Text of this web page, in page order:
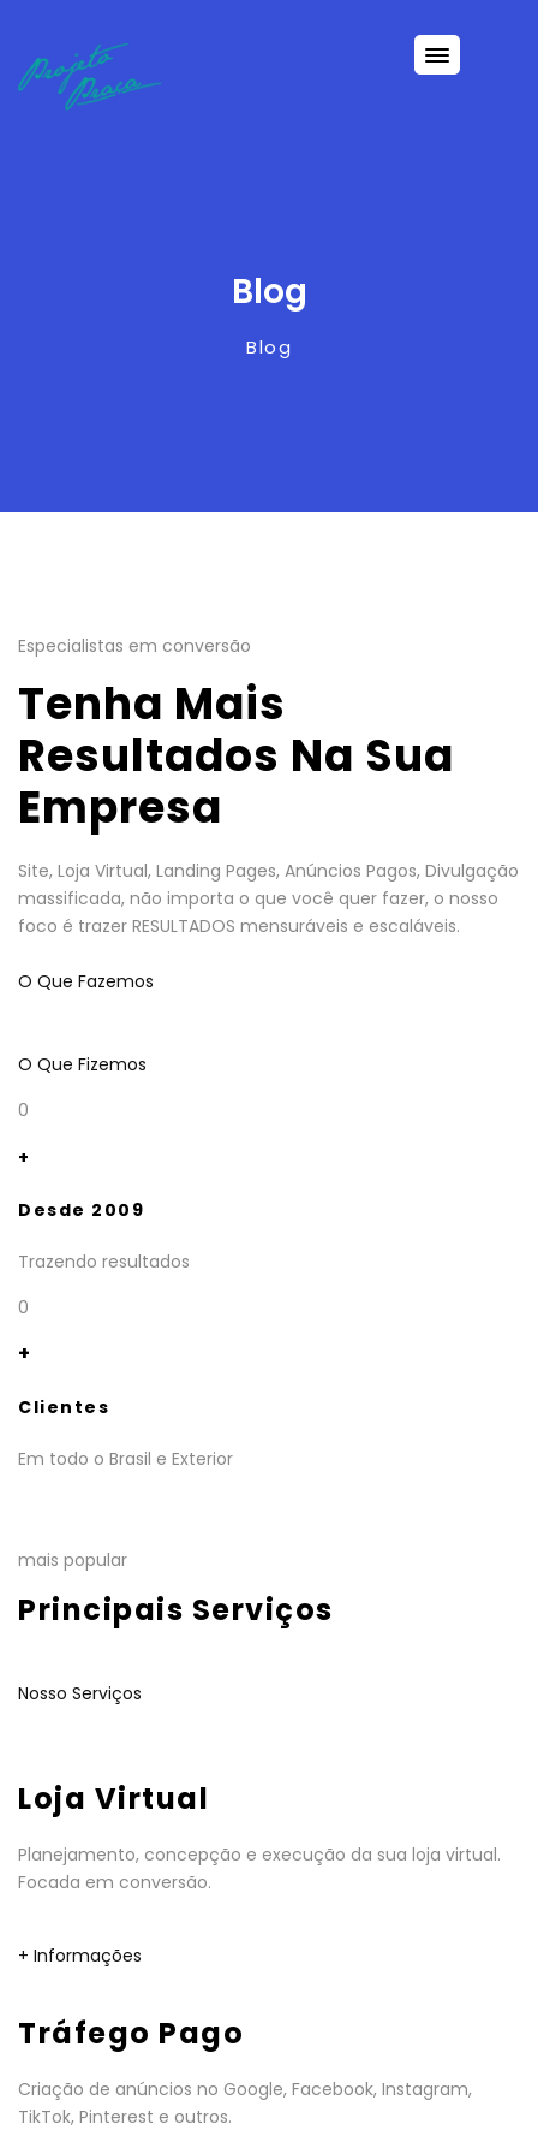
Blog
Blog
Especialistas em conversão
Tenha Mais
Resultados Na Sua
Empresa
Site, Loja Virtual, Landing Pages, Anúncios Pagos, Divulgação
massificada, não importa o que você quer fazer, o nosso
foco é trazer RESULTADOS mensuráveis e escaláveis.
O Que Fazemos
O Que Fizemos
0
+
Desde 2009
Trazendo resultados
0
+
Clientes
Em todo o Brasil e Exterior
mais popular
Principais Serviços
Nosso Serviços
Loja Virtual
Planejamento, concepção e execução da sua loja virtual.
Focada em conversão.
+ Informações
Tráfego Pago
Criação de anúncios no Google, Facebook, Instagram,
TikTok, Pinterest e outros.